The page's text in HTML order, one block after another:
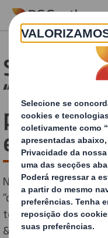
Skip to main content
pode
Novos dados da DS
“compradores
tempo entre lojas
& collect.